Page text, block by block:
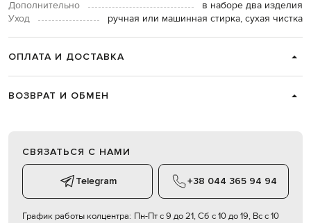
Дополнительно
в наборе два изделия
Уход
ручная или машинная стирка, сухая чистка
ОПЛАТА И ДОСТАВКА
ВОЗВРАТ И ОБМЕН
СВЯЗАТЬСЯ С НАМИ
Telegram +38 044 365 94 94
График работы колцентра: Пн-Пт с 9 до 21, Сб с 10 до 19, Вс с 10